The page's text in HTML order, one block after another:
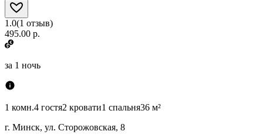
1.0(1 отзыв)
495.00 р.
за 1 ночь
1 комн.4 гостя2 кровати1 спальня36 м²
г. Минск, ул. Сторожовская, 8